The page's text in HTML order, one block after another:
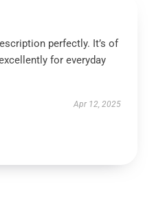
perfectly. It’s of
for everyday
Apr 12, 2025